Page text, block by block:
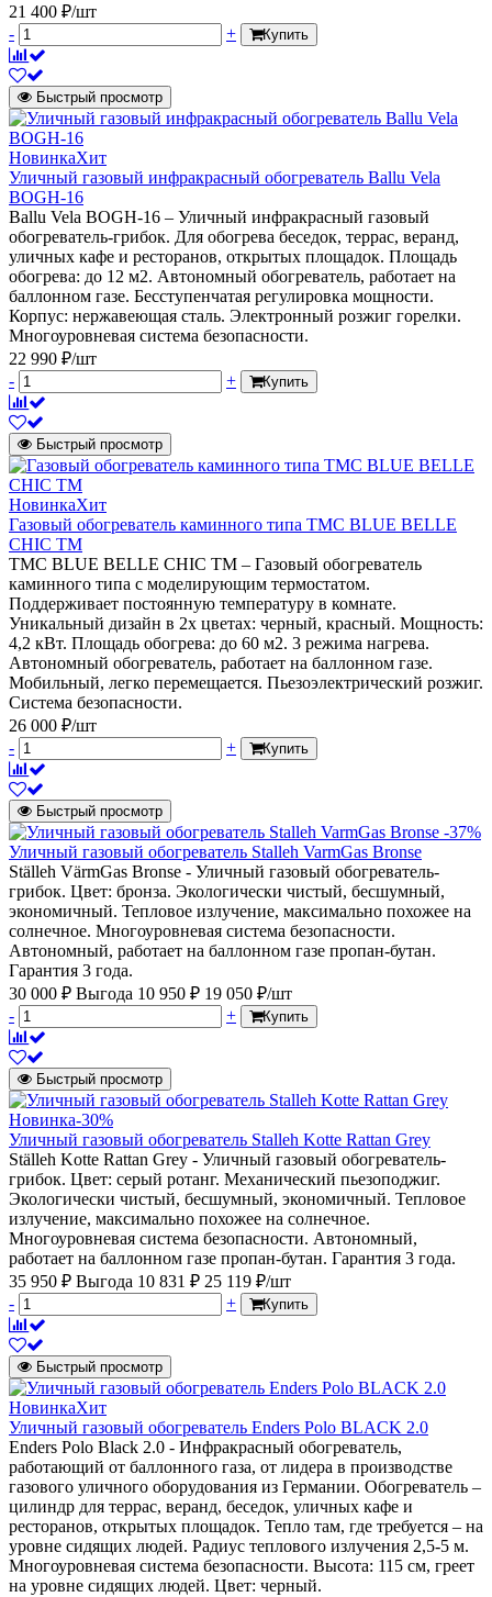
21 400 ₽/шт
-
+ Купить
Быстрый просмотр
НовинкаХит
Уличный газовый инфракрасный обогреватель Ballu Vela
BOGH-16
Ballu Vela BOGH-16 – Уличный инфракрасный газовый
обогреватель-грибок. Для обогрева беседок, террас, веранд,
уличных кафе и ресторанов, открытых площадок. Площадь
обогрева: до 12 м2. Автономный обогреватель, работает на
баллонном газе. Бесступенчатая регулировка мощности.
Корпус: нержавеющая сталь. Электронный розжиг горелки.
Многоуровневая система безопасности.
22 990 ₽/шт
-
+ Купить
Быстрый просмотр
НовинкаХит
Газовый обогреватель каминного типа TMC BLUE BELLE
CHIC TM
TMC BLUE BELLE CHIC TM – Газовый обогреватель
каминного типа с моделирующим термостатом.
Поддерживает постоянную температуру в комнате.
Уникальный дизайн в 2х цветах: черный, красный. Мощность:
4,2 кВт. Площадь обогрева: до 60 м2. 3 режима нагрева.
Автономный обогреватель, работает на баллонном газе.
Мобильный, легко перемещается. Пьезоэлектрический розжиг.
Система безопасности.
26 000 ₽/шт
-
+ Купить
Быстрый просмотр
-37%
Уличный газовый обогреватель Stalleh VarmGas Bronse
Ställeh VärmGas Bronse - Уличный газовый обогреватель-
грибок. Цвет: бронза. Экологически чистый, бесшумный,
экономичный. Тепловое излучение, максимально похожее на
солнечное. Многоуровневая система безопасности.
Автономный, работает на баллонном газе пропан-бутан.
Гарантия 3 года.
30 000 ₽ Выгода 10 950 ₽ 19 050 ₽/шт
-
+ Купить
Быстрый просмотр
Новинка-30%
Уличный газовый обогреватель Stalleh Kotte Rattan Grey
Ställeh Kotte Rattan Grey - Уличный газовый обогреватель-
грибок. Цвет: серый ротанг. Механический пьезоподжиг.
Экологически чистый, бесшумный, экономичный. Тепловое
излучение, максимально похожее на солнечное.
Многоуровневая система безопасности. Автономный,
работает на баллонном газе пропан-бутан. Гарантия 3 года.
35 950 ₽ Выгода 10 831 ₽ 25 119 ₽/шт
-
+ Купить
Быстрый просмотр
НовинкаХит
Уличный газовый обогреватель Enders Polo BLACK 2.0
Enders Polo Black 2.0 - Инфракрасный обогреватель,
работающий от баллонного газа, от лидера в производстве
газового уличного оборудования из Германии. Обогреватель –
цилиндр для террас, веранд, беседок, уличных кафе и
ресторанов, открытых площадок. Тепло там, где требуется – на
уровне сидящих людей. Радиус теплового излучения 2,5-5 м.
Многоуровневая система безопасности. Высота: 115 см, греет
на уровне сидящих людей. Цвет: черный.